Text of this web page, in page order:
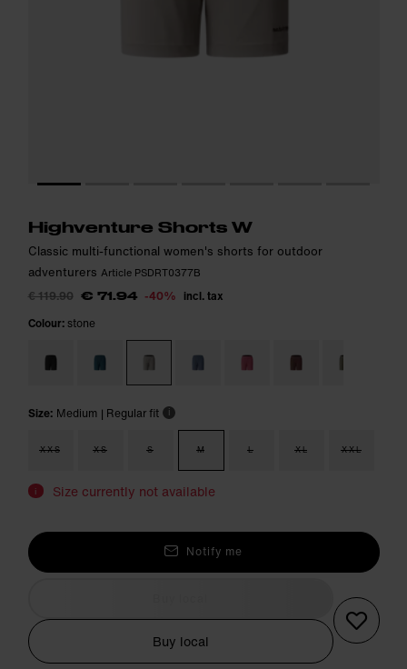
Highventure Shorts W
Classic multi-functional women's shorts for outdoor
adventurers Article PSDRT0377B
€ 119.90 € 71.94 -40% incl. tax
Colour: stone
Size: Medium | Regular fit i
XXS XS S M L XL XXL
i Size currently not available
Notify me
Buy local